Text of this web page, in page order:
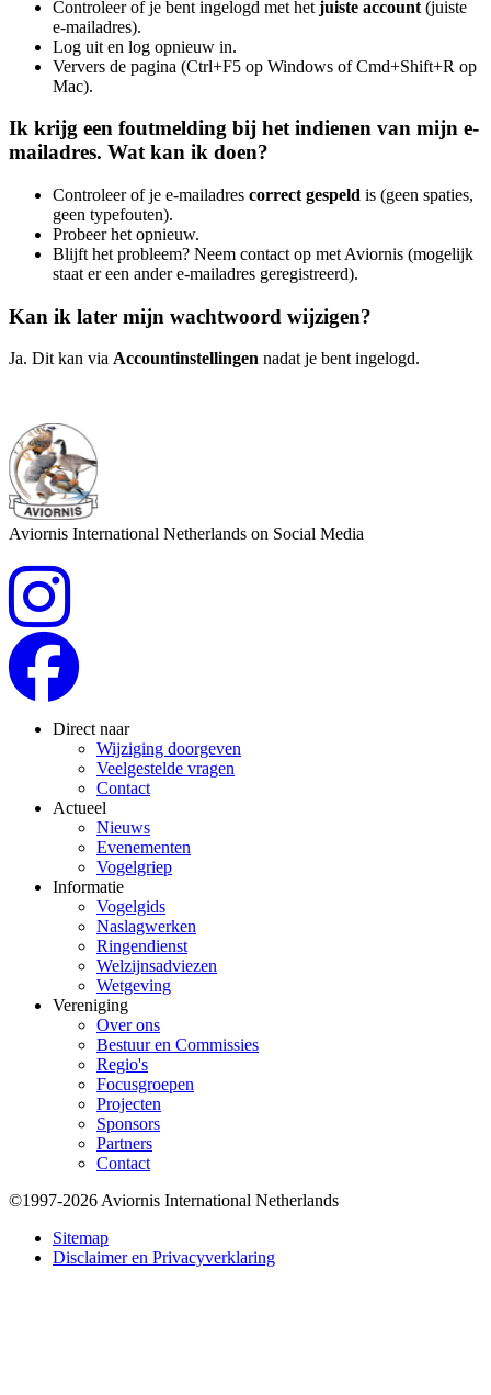
Controleer of je bent ingelogd met het juiste account (juiste
e-mailadres).
Log uit en log opnieuw in.
Ververs de pagina (Ctrl+F5 op Windows of Cmd+Shift+R op
Mac).
Ik krijg een foutmelding bij het indienen van mijn e-
mailadres. Wat kan ik doen?
Controleer of je e-mailadres correct gespeld is (geen spaties,
geen typefouten).
Probeer het opnieuw.
Blijft het probleem? Neem contact op met Aviornis (mogelijk
staat er een ander e-mailadres geregistreerd).
Kan ik later mijn wachtwoord wijzigen?
Ja. Dit kan via Accountinstellingen nadat je bent ingelogd.
Aviornis International Netherlands on Social Media
Direct naar
Wijziging doorgeven
Veelgestelde vragen
Contact
Actueel
Nieuws
Evenementen
Vogelgriep
Informatie
Vogelgids
Naslagwerken
Ringendienst
Welzijnsadviezen
Wetgeving
Vereniging
Over ons
Bestuur en Commissies
Regio's
Focusgroepen
Projecten
Sponsors
Partners
Contact
Bottom
©1997-2026 Aviornis International Netherlands
Sitemap
Disclaimer en Privacyverklaring